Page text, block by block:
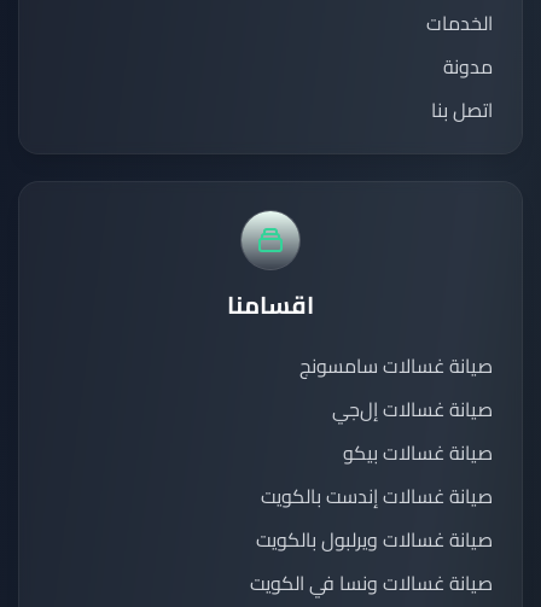
الخدمات
مدونة
اتصل بنا
اقسامنا
صيانة غسالات سامسونج
صيانة غسالات إل‌جي
صيانة غسالات بيكو
صيانة غسالات إندست بالكويت
صيانة غسالات ويرلبول بالكويت
صيانة غسالات ونسا في الكويت